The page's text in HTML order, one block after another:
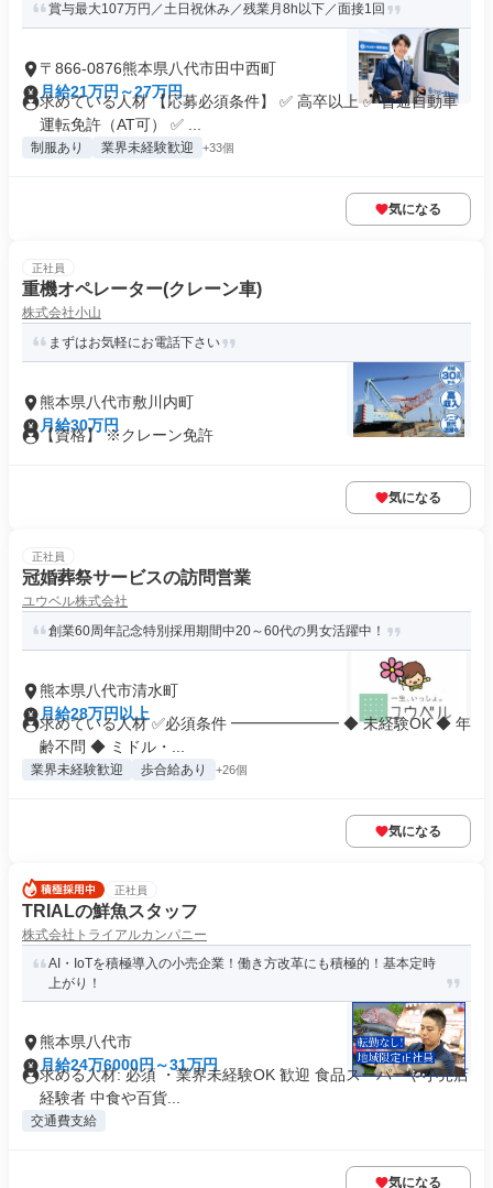
賞与最大107万円／土日祝休み／残業月8h以下／面接1回
〒866-0876熊本県八代市田中西町
月給21万円～27万円
求めている人材 【応募必須条件】 ✅ 高卒以上 ✅ 普通自動車
運転免許（AT可） ✅ ...
制服あり 業界未経験歓迎 +33個
気になる
正社員
重機オペレーター(クレーン車)
株式会社小山
まずはお気軽にお電話下さい
熊本県八代市敷川内町
月給30万円
【資格】 ※クレーン免許
気になる
正社員
冠婚葬祭サービスの訪問営業
ユウベル株式会社
創業60周年記念特別採用期間中20～60代の男女活躍中！
熊本県八代市清水町
月給28万円以上
求めている人材 ✅必須条件 ━━━━━━━ ◆ 未経験OK ◆ 年
齢不問 ◆ ミドル・...
業界未経験歓迎 歩合給あり +26個
気になる
正社員
TRIALの鮮魚スタッフ
株式会社トライアルカンパニー
AI・IoTを積極導入の小売企業！働き方改革にも積極的！基本定時
上がり！
熊本県八代市
月給24万6000円～31万円
求める人材: 必須 ・業界未経験OK 歓迎 食品スーパーや小売店
経験者 中食や百貨...
交通費支給
気になる